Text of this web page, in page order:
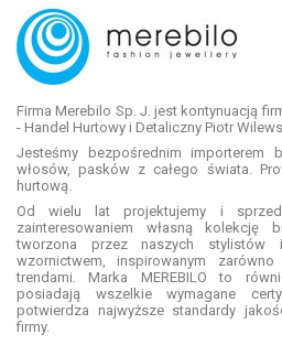
Firma Merebilo Sp. J. jest kontynuacją
- Handel Hurtowy i Detaliczny Piotr
Jesteśmy bezpośrednim importerem
włosów, pasków z całego świata.
hurtową.
Od wielu lat projektujemy i
zainteresowaniem własną kolekcję
tworzona przez naszych stylistów
wzornictwem, inspirowanym
trendami. Marka MEREBILO to
posiadają wszelkie wymagane
potwierdza najwyższe standardy
firmy.